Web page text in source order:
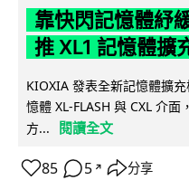
靠快閃記憶體紓
推 XL1 記憶體擴
KIOXIA 發表全新記憶體擴
憶體 XL-FLASH 與 CXL 介
方...
閱讀全文
85 5 ↗ 分享